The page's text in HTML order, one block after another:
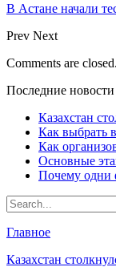
В Астане начали
Prev Next
Comments are closed.
Последние новости
Казахстан
Как выбрать
Как
Основные
Почему одни
Главное
Казахстан